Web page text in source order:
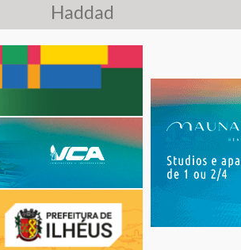
Haddad